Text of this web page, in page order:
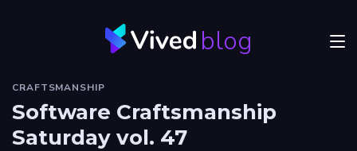
blog
JVM
Craftsmanship
CRAFTSMANSHIP
Software Craftsmanship
Saturday vol. 47